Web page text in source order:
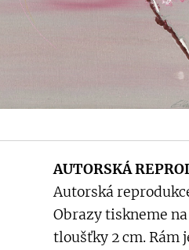
AUTORSKÁ
Autorská
Obrazy tiskneme
tloušťky 2 cm. Rám